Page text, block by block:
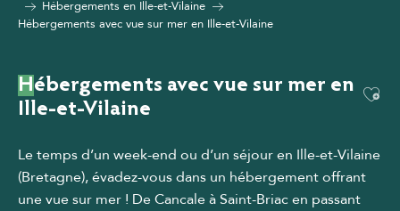
Hébergements en Ille-et-Vilaine
Hébergements avec vue sur mer en Ille-et-Vilaine
Hébergements avec vue sur mer en
Ille-et-Vilaine
Le temps d’un week-end ou d’un séjour en Ille-et-Vilaine
(Bretagne), évadez-vous dans un hébergement offrant
une vue sur mer ! De Cancale à Saint-Briac en passant